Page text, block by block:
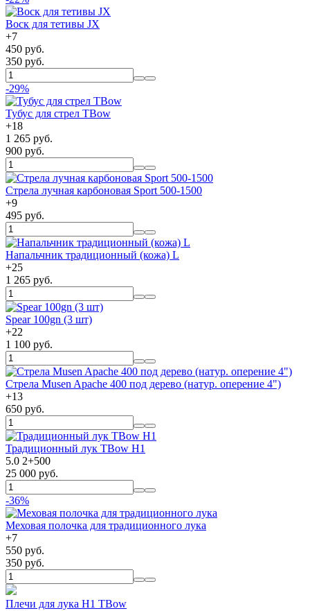
Воск для тетивы JX
+7
450 руб.
350 руб.
-29%
Тубус для стрел TBow
+18
1 265 руб.
900 руб.
Стрела лучная карбоновая Sport 500-1500
+9
495 руб.
Напальчник традиционный (кожа) L
+25
1 265 руб.
Spear 100gn (3 шт)
+22
1 100 руб.
Стрела Musen Apache 400 под дерево (натур. оперение 4")
+13
650 руб.
Традиционный лук TBow H1
5.0 2+500
25 000 руб.
-36%
Меховая полочка для традиционного лука
+7
550 руб.
350 руб.
Плечи для лука H1 TBow